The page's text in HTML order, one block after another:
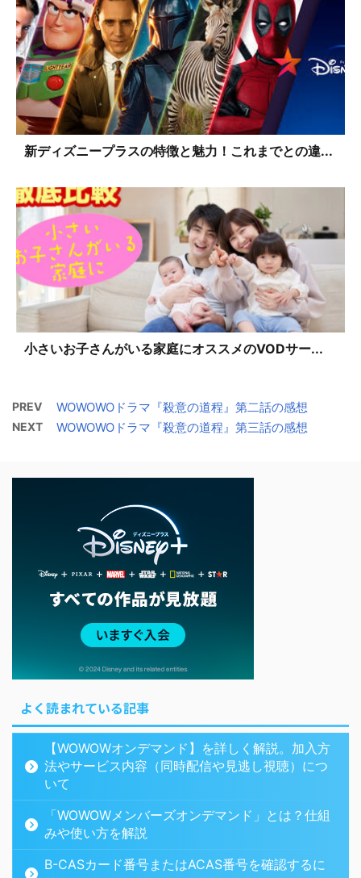
新ディズニープラスの特徴と魅力！これまでとの違...
小さいお子さんがいる家庭にオススメのVODサー...
PREV WOWOWOドラマ『殺意の道程』第二話の感想
NEXT WOWOWOドラマ『殺意の道程』第三話の感想
よく読まれている記事
【WOWOWオンデマンド】を詳しく解説。加入方
法やサービス内容（同時配信や見逃し視聴）につ
いて
「WOWOWメンバーズオンデマンド」とは？仕組
みや使い方を解説
B-CASカード番号またはACAS番号を確認するに